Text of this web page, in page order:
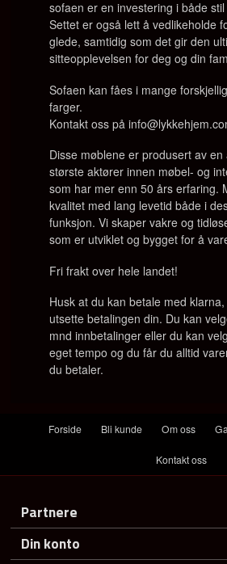
sofaen er en investering i både
Settet er også lett å vedlikeholde
glede, samtidig som det gir den
sitteopplevelsen for deg og din
Sofaen kan fåes i mange
farger.
Kontakt oss på
Disse møblene er produsert av
største aktører innen møbel- og
som har mer enn 50 års erfaring.
kvalitet med lang levetid både i
funksjon.Vi skaper vakre og
som er utviklet og bygget for å
Fri frakt over hele landet!
Husk at du kan betale med
utsette betalingen din. Du kan
mnd innbetalinger eller du kan
eget tempo og du får du alltid
du betaler.
Forside Bli kunde Om oss
Kontakt oss
Partnere
Din konto